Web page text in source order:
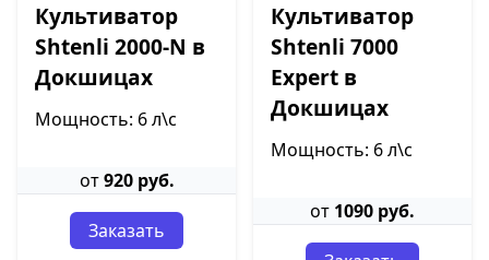
Культиватор
Shtenli 2000-N в
Докшицах
Мощность: 6 л\с
от920 руб.
Заказать
Культиватор
Shtenli 7000
Expert в
Докшицах
Мощность: 6 л\с
от 1090 руб.